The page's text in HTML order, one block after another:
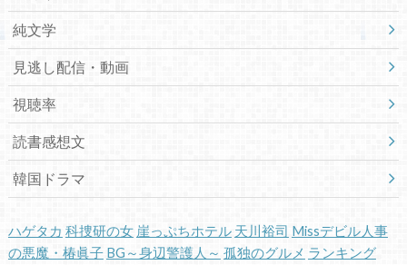
純文学
見逃し配信・動画
視聴率
読書感想文
韓国ドラマ
ハゲタカ 科捜研の女 崖っぷちホテル 天川裕司 Missデビル人事
の悪魔・椿眞子 BG～身辺警護人～ 孤独のグルメ ランキング